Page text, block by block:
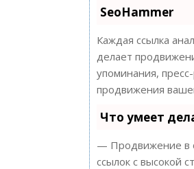
SeoHammer
Каждая ссылка
делает
упоминания,
продвижения
Что умеет
— Продвижение в
ссылок с высокой